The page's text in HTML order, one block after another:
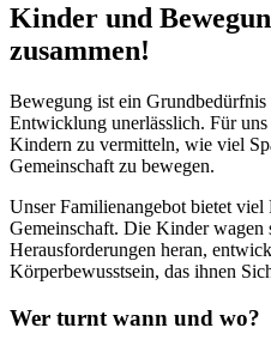
Kinder und
zusammen!
Bewegung ist ein Grundbedürfnis
Entwicklung unerlässlich. Für
Kindern zu vermitteln, wie viel
Gemeinschaft zu bewegen.
Unser Familienangebot bietet
Gemeinschaft. Die Kinder wagen
Herausforderungen heran,
Körperbewusstsein, das ihnen
Wer turnt wann und wo?